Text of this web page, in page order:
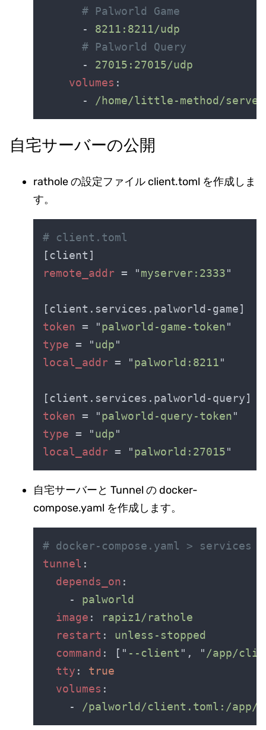
      -
      -
volumes
      -
自宅サーバーの公開
rathole の設定ファイル client.toml を作成しま
す。
remote_addr = "myserver:2333
token = "palworld-game-token
type = "udp
local_addr = "palworld:8211
token = "palworld-query-token
type = "udp
local_addr = "palworld:27015
自宅サーバーと Tunnel の docker-
compose.yaml を作成します。
tunnel
depends_on
    -
image :
restart :
command : [" --client ", " /app/
tty :
volumes
    -